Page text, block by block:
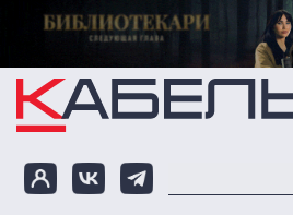
Перейти к основному содержанию